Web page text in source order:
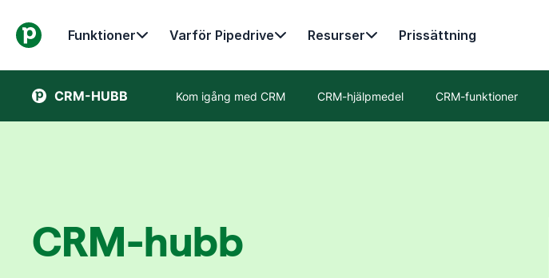
Funktioner Varför Pipedrive Resurser Prissättning
CRM-HUBB Kom igång med CRM CRM-hjälpmedel CRM-funktioner
CRM-hubb